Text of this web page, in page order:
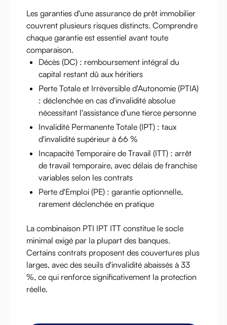
Les garanties d'une assurance de prêt immobilier
couvrent plusieurs risques distincts. Comprendre
chaque garantie est essentiel avant toute
comparaison.
Décès (DC) : remboursement intégral du
capital restant dû aux héritiers
Perte Totale et Irréversible d'Autonomie (PTIA)
: déclenchée en cas d'invalidité absolue
nécessitant l'assistance d'une tierce personne
Invalidité Permanente Totale (IPT) : taux
d'invalidité supérieur à 66 %
Incapacité Temporaire de Travail (ITT) : arrêt
de travail temporaire, avec délais de franchise
variables selon les contrats
Perte d'Emploi (PE) : garantie optionnelle,
rarement déclenchée en pratique
La combinaison PTI IPT ITT constitue le socle
minimal exigé par la plupart des banques.
Certains contrats proposent des couvertures plus
larges, avec des seuils d'invalidité abaissés à 33
%, ce qui renforce significativement la protection
réelle.